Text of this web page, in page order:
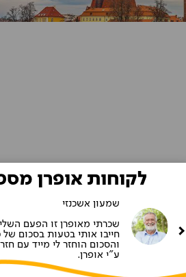
שמעון אשכנזי
שכרתי מאופרן זו הפעם
והסכום הוחזר לי מייד עם
ע"י אופרן.‎
לקוחות אופרן